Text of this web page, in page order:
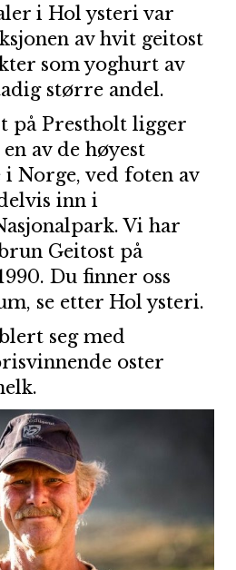
i Hol ysteri var
av hvit geitost
som yoghurt av
større andel.
på Prestholt ligger
av de høyest
i Norge, ved foten av
inn i
Vi har
Geitost på
Du finner oss
se etter Hol ysteri.
seg med
oster